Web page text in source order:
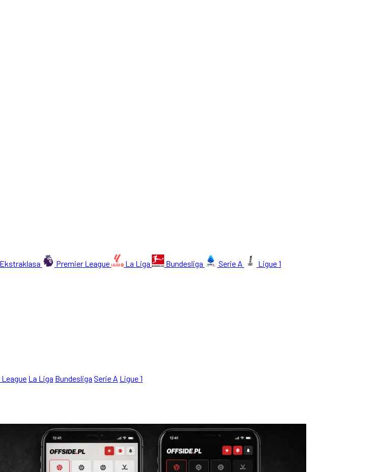
Ekstraklasa Premier League La Liga Bundesliga Serie A
Ligue 1
La Liga Bundesliga Serie A Ligue 1